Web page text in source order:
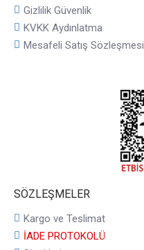
Gizlilik Güvenlik
KVKK Aydınlatma
Mesafeli Satış Sözleşmesi
SÖZLEŞMELER
Kargo ve Teslimat
İADE PROTOKOLÜ